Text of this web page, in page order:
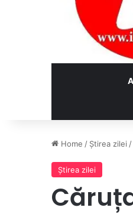
Home / Ştirea zilei /
Ştirea zilei